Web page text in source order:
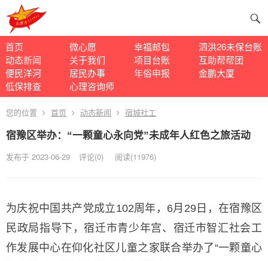
首页 微心愿 幸福邮包
泗洪26未保台账
动态新闻
关于我们 项目台账
互助帮帮团
便民洋河
居民办事 年俗申报
金鹏大厦
低保排查
心理咨询师
您的位置 首页 动态新闻 宿城社工
宿豫区举办：“一颗童心永向党”未成年人红色之旅活动
发布于 2023-06-29
评论(0) 阅读(11976)
为庆祝中国共产党成立102周年，6月29日，在宿豫区
民政局指导下，宿迁市青少年宫、宿迁市智汇社会工
作发展中心在仰化社区儿童之家联合举办了“一颗童心